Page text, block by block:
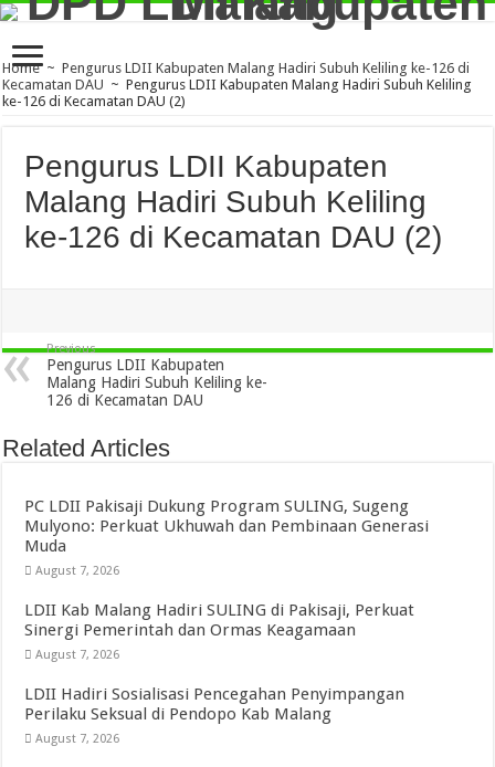
Home ~ Pengurus LDII Kabupaten Malang Hadiri Subuh Keliling ke-126 di
Kecamatan DAU ~ Pengurus LDII Kabupaten Malang Hadiri Subuh Keliling
ke-126 di Kecamatan DAU (2)
Pengurus LDII Kabupaten
Malang Hadiri Subuh Keliling
ke-126 di Kecamatan DAU (2)
Previous
Pengurus LDII Kabupaten
Malang Hadiri Subuh Keliling ke-
126 di Kecamatan DAU
Related Articles
PC LDII Pakisaji Dukung Program SULING, Sugeng
Mulyono: Perkuat Ukhuwah dan Pembinaan Generasi
Muda
August 7, 2026
LDII Kab Malang Hadiri SULING di Pakisaji, Perkuat
Sinergi Pemerintah dan Ormas Keagamaan
August 7, 2026
LDII Hadiri Sosialisasi Pencegahan Penyimpangan
Perilaku Seksual di Pendopo Kab Malang
August 7, 2026